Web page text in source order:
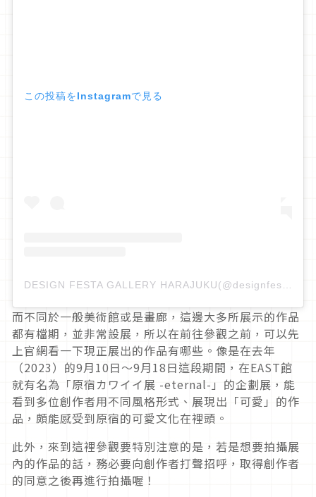
この投稿をInstagramで見る
而不同於一般美術館或是畫廊，這邊大多所展示的作品
都有檔期，並非常設展，所以在前往參觀之前，可以先
上官網看一下現正展出的作品有哪些。像是在去年
（2023）的9月10日～9月18日這段期間，在EAST館
就有名為「原宿カワイイ展 -eternal-」的企劃展，能
看到多位創作者用不同風格形式、展現出「可愛」的作
品，頗能感受到原宿的可愛文化在裡頭。
此外，來到這裡參觀要特別注意的是，若是想要拍攝展
內的作品的話，務必要向創作者打聲招呼，取得創作者
的同意之後再進行拍攝喔！